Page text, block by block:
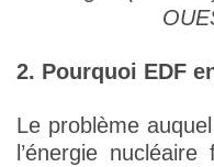
2. Pourquoi EDF
Le problème
l’énergie